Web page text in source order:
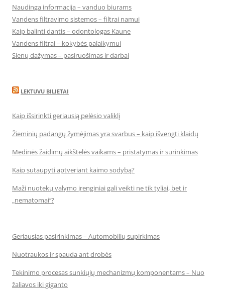
Naudinga informacija – vanduo biurams
Vandens filtravimo sistemos – filtrai namui
Kaip balinti dantis – odontologas Kaune
Vandens filtrai – kokybės palaikymui
Sienų dažymas – pasiruošimas ir darbai
LEKTUVU BILIETAI
Kaip išsirinkti geriausią pelėsio valiklį
Žieminių padangų žymėjimas yra svarbus – kaip išvengti klaidų
Medinės žaidimų aikštelės vaikams – pristatymas ir surinkimas
Kaip sutaupyti aptveriant kaimo sodybą?
Maži nuotekų valymo įrenginiai gali veikti ne tik tyliai, bet ir
„nematomai‘‘?
Geriausias pasirinkimas – Automobilių supirkimas
Nuotraukos ir spauda ant drobės
Tekinimo procesas sunkiųjų mechanizmų komponentams – Nuo
žaliavos iki giganto